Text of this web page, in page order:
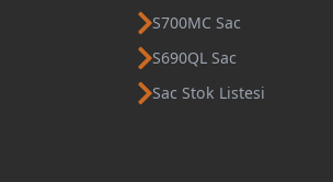
S700MC Sac
S690QL Sac
Sac Stok Listesi